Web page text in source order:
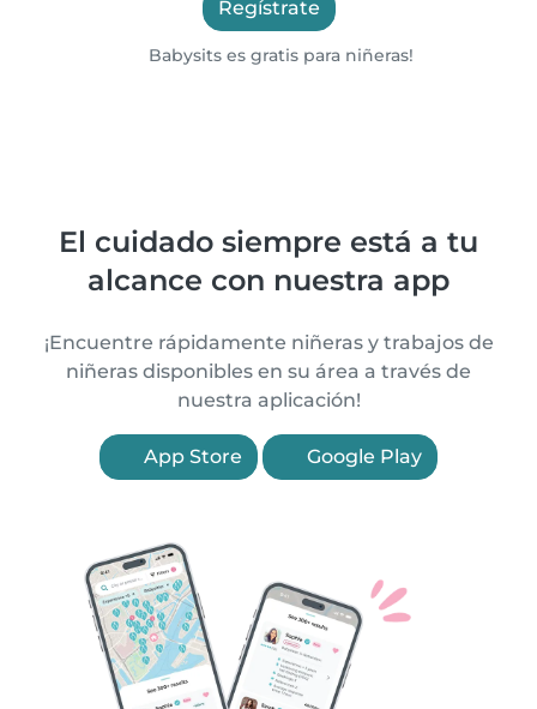
Regístrate
Babysits es gratis para niñeras!
El cuidado siempre está a tu
alcance con nuestra app
¡Encuentre rápidamente niñeras y trabajos de
niñeras disponibles en su área a través de
nuestra aplicación!
App Store Google Play